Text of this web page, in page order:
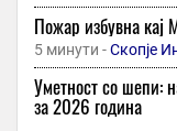
Пожар избувна кај
5 минути -Скопје
Уметност со шепи:
за 2026 година